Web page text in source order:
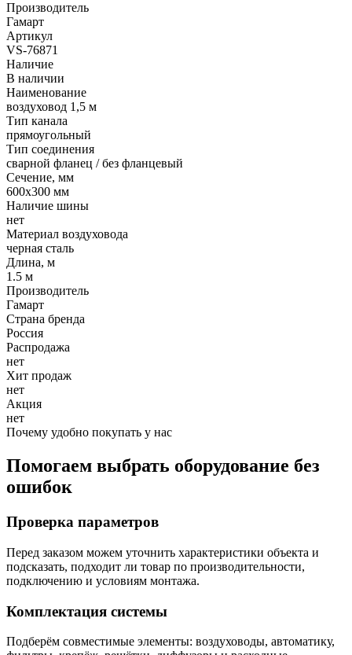
Производитель
Гамарт
Артикул
VS-76871
Наличие
В наличии
Наименование
воздуховод 1,5 м
Тип канала
прямоугольный
Тип соединения
сварной фланец / без фланцевый
Сечение, мм
600x300 мм
Наличие шины
нет
Материал воздуховода
черная сталь
Длина, м
1.5 м
Производитель
Гамарт
Страна бренда
Россия
Распродажа
нет
Хит продаж
нет
Акция
нет
Почему удобно покупать у нас
Помогаем выбрать оборудование без
ошибок
Проверка параметров
Перед заказом можем уточнить характеристики объекта и
подсказать, подходит ли товар по производительности,
подключению и условиям монтажа.
Комплектация системы
Подберём совместимые элементы: воздуховоды, автоматику,